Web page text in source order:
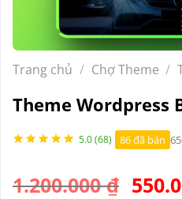
Trang chủ / Chợ Theme /
Theme Wordpress
5.0 (68) 86 đã bán
1.200.000₫ Giá